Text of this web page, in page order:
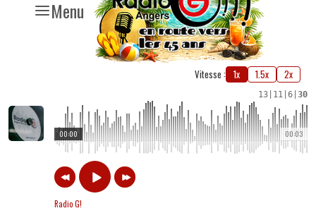
Menu
Vitesse : 1x 1.5x 2x
13 11 6 30
00:03
00:00
Radio G!